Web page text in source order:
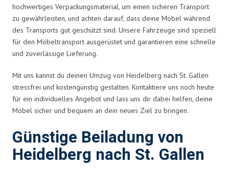
hochwertiges Verpackungsmaterial, um einen sicheren Transport
zu gewährleisten, und achten darauf, dass deine Möbel während
des Transports gut geschützt sind. Unsere Fahrzeuge sind speziell
für den Möbeltransport ausgerüstet und garantieren eine schnelle
und zuverlässige Lieferung.
Mit uns kannst du deinen Umzug von Heidelberg nach St. Gallen
stressfrei und kostengünstig gestalten. Kontaktiere uns noch heute
für ein individuelles Angebot und lass uns dir dabei helfen, deine
Möbel sicher und bequem an dein neues Ziel zu bringen.
Günstige Beiladung von
Heidelberg nach St. Gallen